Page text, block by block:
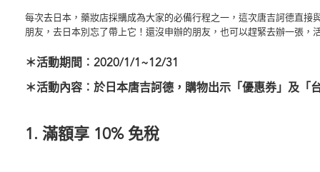
每次去日本，藥妝店採購成為大家的必備行程之一，這次唐吉訶德直
朋友，去日本別忘了帶上它！還沒申辦的朋友，也可以趕緊去辦一張，
＊活動期間︰2020/1/1~12/31
＊活動內容︰ 於日本唐吉訶德，購物出示「優惠券」及「
1. 滿額享 10% 免稅